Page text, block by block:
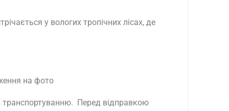
у вологих тропічних лісах, де
на фото
транспортуванню. Перед відправкою